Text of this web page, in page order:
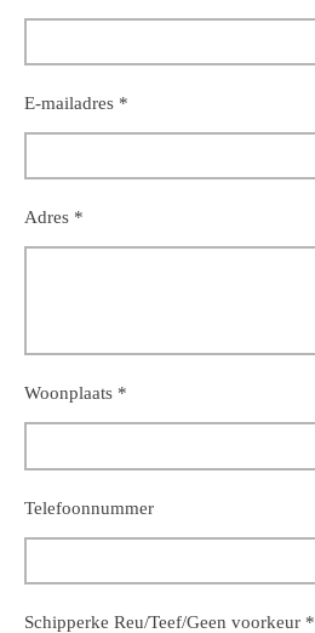
E-mailadres *
Adres *
Woonplaats *
Telefoonnummer
Schipperke Reu/Teef/Geen voorkeur *